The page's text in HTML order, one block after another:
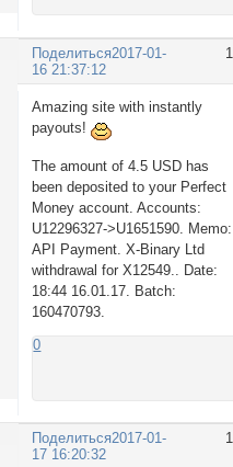
Поделиться2017-01-
16 21:37:12
Amazing site with instantly
payouts!
The amount of 4.5 USD has
been deposited to your Perfect
Money account. Accounts:
U12296327->U1651590. Memo:
API Payment. X-Binary Ltd
withdrawal for X12549.. Date:
18:44 16.01.17. Batch:
160470793.
0
Поделиться2017-01-
17 16:20:32